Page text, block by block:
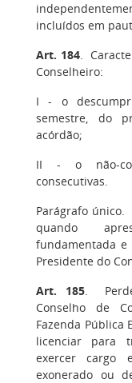
incluídos em
Art. 184.
Conselheiro:
I- o
semestre, do
acórdão;
II - o não-
consecutivas.
Parágrafo único.
quando
fundamentada e
Presidente do
Art. 185.
Conselho de
Fazenda Pública
licenciar para
exercer cargo
exonerado ou